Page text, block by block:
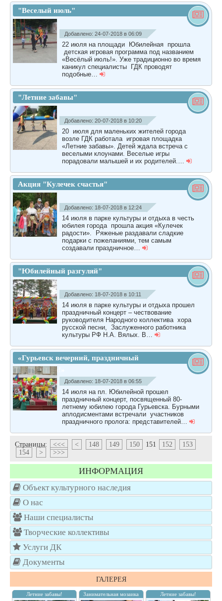
"Веселый июль"
Добавлено: 24-07-2018 в 06:09
22 июля на площади Юбилейная прошла
детская игровая программа под названием
«Весёлый июль!». Уже традиционно во время
каникул специалисты ГДК проводят
подобные…
"Летние забавы"
Добавлено: 20-07-2018 в 10:20
20 июля для маленьких жителей города
возле ГДК работала игровая площадка
«Летние забавы». Детей ждала встреча с
веселыми клоунами. Веселые игры
порадовали малышей и их родителей.…
Акция "Кулечек счастья"
Добавлено: 18-07-2018 в 12:24
14 июля в парке культуры и отдыха в честь
юбилея города прошла акция «Кулечек
радости». Ряженые раздавали сладкие
подарки с пожеланиями, тем самым
создавали праздничное…
"Юбилейный разгуляй"
Добавлено: 18-07-2018 в 10:11
14 июля в парке культуры и отдыха прошел
праздничный концерт – чествование
руководителя Народного коллектива хора
русской песни, Заслуженного работника
культуры РФ Н.А. Вялых. В…
«Гурьевск вечерний, праздничный
юбилейный!»
Добавлено: 18-07-2018 в 06:55
14 июля на пл. Юбилейной прошел
праздничный концерт, посвященный 80-
летнему юбилею города Гурьевска. Бурными
аплодисментами встречали участников
праздничного пролога: представителей…
Страницы: <<< < 148 149 150 151 152
153
154
> >>>
ИНФОРМАЦИЯ
Объект культурного наследия
О нас
Наши специалисты
Творческие коллективы
Услуги ДК
Документы
ГАЛЕРЕЯ
Летние забавы! Занимательная мозаика Летние забавы!